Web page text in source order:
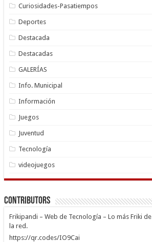
Curiosidades-Pasatiempos
Deportes
Destacada
Destacadas
GALERÍAS
Info. Municipal
Información
Juegos
Juventud
Tecnología
videojuegos
Contributors
Frikipandi – Web de Tecnología – Lo más Friki de
la red.
https://qr.codes/IO9Cai